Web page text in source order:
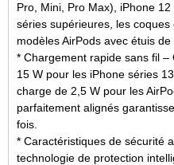
Pro, Mini, Pro Max), iPhone
séries supérieures, les
modèles AirPods avec étuis
* Chargement rapide sans fil
15 W pour les iPhone séries
charge de 2,5 W pour les
parfaitement alignés
fois.
* Caractéristiques de sécurité
technologie de protection